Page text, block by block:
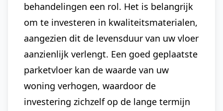
behandelingen een rol. Het is belangrijk
om te investeren in kwaliteitsmaterialen,
aangezien dit de levensduur van uw vloer
aanzienlijk verlengt. Een goed geplaatste
parketvloer kan de waarde van uw
woning verhogen, waardoor de
investering zichzelf op de lange termijn